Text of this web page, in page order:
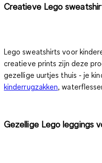
Creatieve Lego
Lego sweatshirts voor
creatieve prints zijn deze
gezellige uurtjes thuis - je
kinderrugzakken,
Gezellige Lego leggings